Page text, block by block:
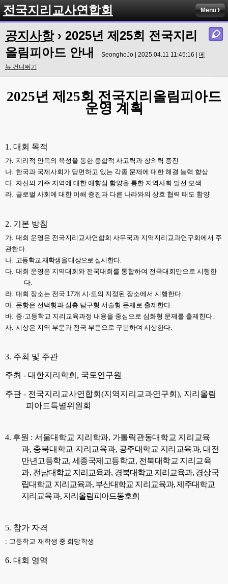
전국지리교사연합회 Menu
공지사항› 2025년 제25회 전국지리
올림피아드 안내
SeonghoJo | 2025.04.11 11:45:16 | 메
뉴 건너뛰기
2025년 제 25회 전국지리올림피아드
운영 계획
1. 대회 목적
가. 지리적 안목의 육성을 통한 종합적 사고력과 창의력 증진
나. 한국과 국제사회가 당면하고 있는 각종 문제에 대한 해결 능력 향상
다. 자신의 거주 지역에 대한 애향심 함양을 통한 지역사회 발전 모색
라. 글로벌 사회에 대한 이해 증진과 다른 나라와의 상호 협력 태도 함양
2. 기본 방침
가 대회 운영은 전국지리교사연합회 사무국과 지역지리교과연구회에서 주
관한다
나
고등학교 재학생을 대상으로 실시한다.
다 대회 운영은 지역대회와 전국대회를 통합하여 전국대회만으로 시행한
다
라 대회 장소는 전국 17개 시 · 도의 지정된 장소에서 시행한다
마 문항은 선택형과 심층 탐구형 서술형 문제로 출제한다
바 중· 고등학교 지리교육과정 내용을 중심으로 심화형 문제를 출제한다
사 시상은 지역 부문과 전국 부문으로 구분하여 시상한다
3. 주최 및 주관
주최 - 대한지리학회 , 국토연구원
주관 - 전국지리교사연합회 (지역지리교과연구회 ), 지리올림
피아드특별위원회
4. 후원 : 서울대학교 지리학과, 가톨릭관동대학교 지리교육
과, 충북대학교 지리교육과, 공주대학교 지리교육과,대전
만년고등학교,세종국제고등학교, 전북대학교 지리교육
과, 전남대학교 지리교육과, 경북대학교 지리교육과, 경상국
립대학교 지리교육과, 부산대학교 지리교육과,제주대학교
지리교육과, 지리올림피아드동호회
5. 참가 자격
: 고등학교 재학생 중 희망학생
6. 대회 영역